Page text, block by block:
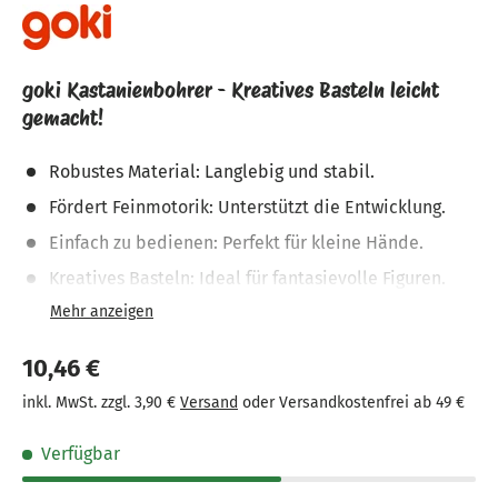
goki Kastanienbohrer - Kreatives Basteln leicht
gemacht!
Robustes Material: Langlebig und stabil.
Fördert Feinmotorik: Unterstützt die Entwicklung.
Einfach zu bedienen: Perfekt für kleine Hände.
Kreatives Basteln: Ideal für fantasievolle Figuren.
Sicheres Werkzeug: Fixiert Kastanien präzise.
10,46 €
inkl. MwSt. zzgl. 3,90 € Versand oder Versandkostenfrei ab 49 €
Verfügbar